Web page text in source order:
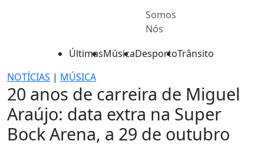
Somos
Nós
ÚltimasMúsicaDesportoTrânsito
NOTÍCIAS | MÚSICA
20 anos de carreira de Miguel
Araújo: data extra na Super
Bock Arena, a 29 de outubro